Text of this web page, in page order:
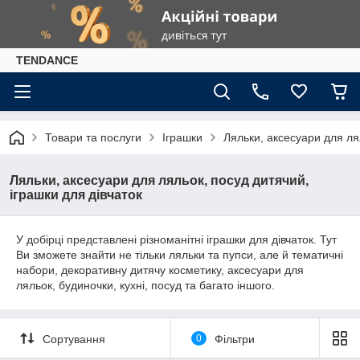
TENDANCE
Товари та послуги Іграшки Ляльки, аксесуари для
Ляльки, аксесуари для ляльок, посуд дитячий,
іграшки для дівчаток
У добірці представлені різноманітні іграшки для дівчаток. Тут
Ви зможете знайти не тільки ляльки та пупси, але й тематичні
набори, декоративну дитячу косметику, аксесуари для
ляльок, будиночки, кухні, посуд та багато іншого.
Сортування 0 Фільтри